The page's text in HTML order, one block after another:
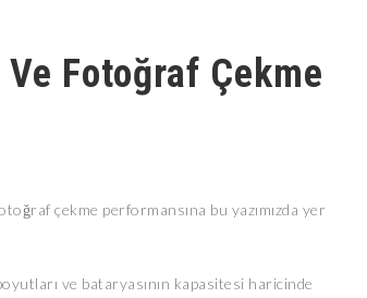
Fotoğraf Çekme
çekme performansına bu yazımızda yer
ve bataryasının kapasitesi haricinde